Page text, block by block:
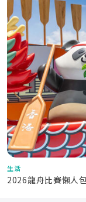
生活
2026龍舟比賽懶人